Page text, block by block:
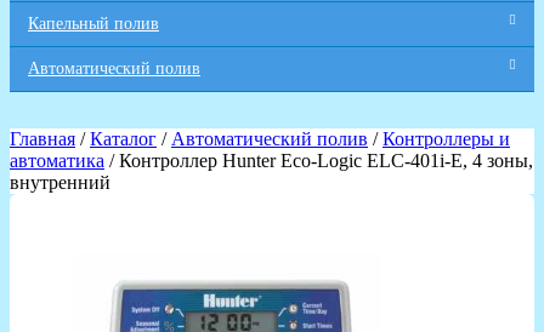
Капельный полив
Автоматический полив
Главная /Каталог / Автоматический полив /Контроллеры и
автоматика / Контроллер Hunter Eco-Logic ELC-401i-E, 4 зоны,
внутренний